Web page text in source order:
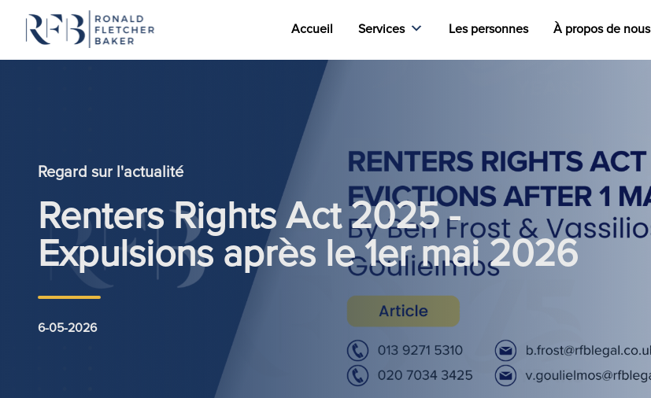
Accueil Services Les personnes À propos de nous
Regard sur l'actualité
Renters Rights Act 2025 -
Expulsions après le 1er mai 2026
6-05-2026